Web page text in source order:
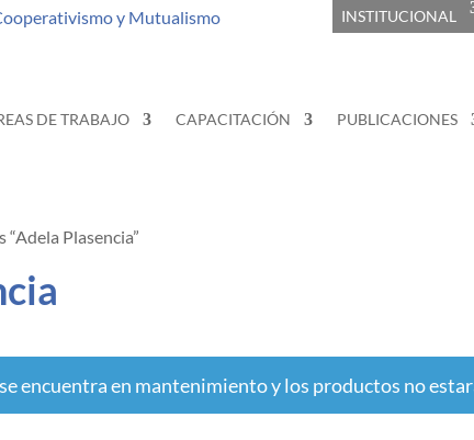
y Mutualismo INSTITUCIONAL
DE TRABAJO CAPACITACIÓN PUBLICACIONES
Plasencia”
encuentra en mantenimiento y los productos no